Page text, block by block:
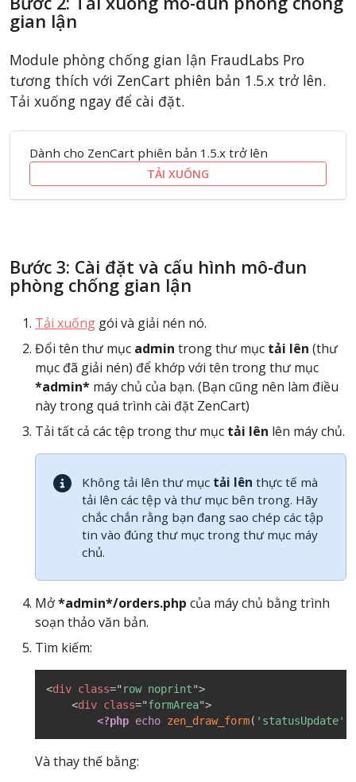
gian lận
Module phòng chống gian lận FraudLabs Pro
tương thích với ZenCart phiên bản 1.5.x trở lên.
Tải xuống ngay để cài đặt.
Dành cho ZenCart phiên bản 1.5.x trở lên
TẢI XUỐNG
Bước 3: Cài đặt và cấu hình mô-đun
phòng chống gian lận
Tải xuống gói và giải nén nó.
Đổi tên thư mục admin trong thư mục tải lên (thư
mục đã giải nén) để khớp với tên trong thư mục
*admin* máy chủ của bạn. (Bạn cũng nên làm điều
này trong quá trình cài đặt ZenCart)
Tải tất cả các tệp trong thư mục tải lên lên máy chủ.
Không tải lên thư mục tải lên thực tế mà
tải lên các tệp và thư mục bên trong. Hãy
chắc chắn rằng bạn đang sao chép các tập
tin vào đúng thư mục trong thư mục máy
chủ.
Mở*admin*/orders.php của máy chủ bằng trình
soạn thảo văn bản.
Tìm kiếm:
<div class=" row noprint">
<div class="formArea">
<?php echo zen_draw_form( 'statusUpdate'
Và thay thế bằng: